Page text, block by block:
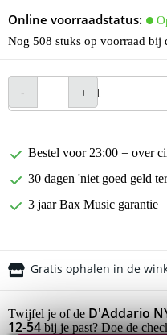
Online voorraadstatus:
Nog 508 stuks op voorraad bij
Bestel voor 23:00 = over
30 dagen 'niet goed geld
3 jaar Bax Music garantie
Gratis ophalen in de
Twijfel je of de D'Addario
12-54 bij je past? Doe de